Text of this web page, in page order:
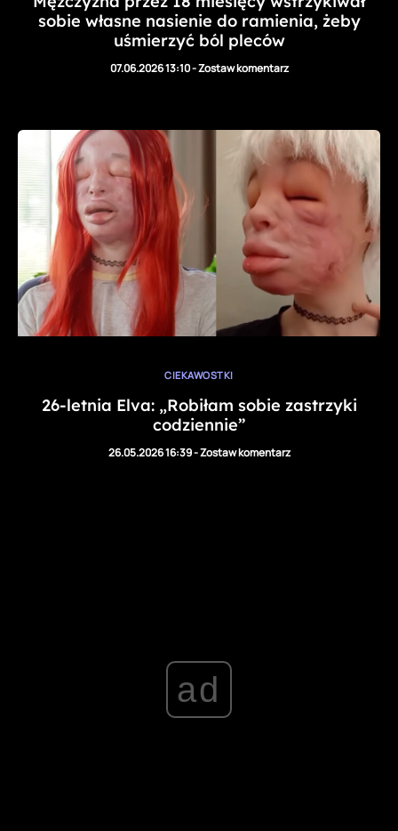
sobie własne nasienie do ramienia, żeby
uśmierzyć ból pleców
07.06.2026 13:10-Zostaw komentarz
CIEKAWOSTKI
26-letnia Elva: „Robiłam sobie zastrzyki
codziennie”
26.05.2026 16:39-Zostaw komentarz
ad